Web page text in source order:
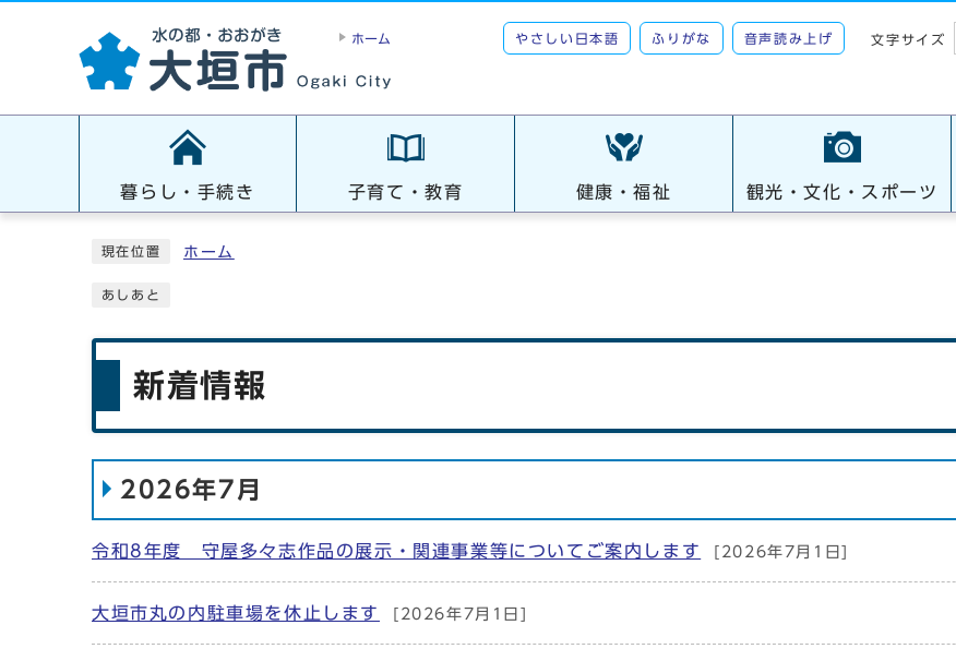
ホーム やさしい日本語 ふりがな 音声読み上げ 文字サイズ
暮らし・手続き 子育て・教育 健康・福祉 観光・文化・スポーツ
現在位置 ホーム
あしあと
新着情報
2026年7月
令和8年度 守屋多々志作品の展示・関連事業等についてご案内します [2026年7月1日]
大垣市丸の内駐車場を休止します [2026年7月1日]